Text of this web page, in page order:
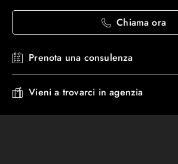
Chiama ora
Prenota una consulenza
Vieni a trovarci in agenzia